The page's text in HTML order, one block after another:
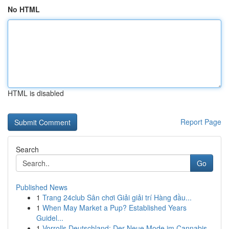
No HTML
HTML is disabled
Report Page
Search
Go
Published News
1 Trang 24club Sân chơi Giải giải trí Hàng đầu...
1 When May Market a Pup? Established Years
Guidel...